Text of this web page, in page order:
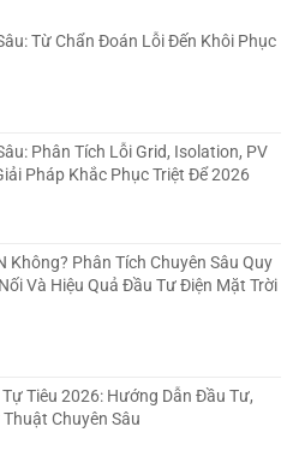
Từ Chẩn Đoán Lỗi Đến Khôi Phục
Phân Tích Lỗi Grid, Isolation, PV
Pháp Khắc Phục Triệt Để 2026
Không? Phân Tích Chuyên Sâu Quy
Và Hiệu Quả Đầu Tư Điện Mặt Trời
Tiêu 2026: Hướng Dẫn Đầu Tư,
Chuyên Sâu